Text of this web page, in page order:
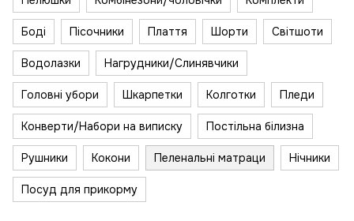
Боді Пісочники Плаття Шорти Світшоти
Водолазки Нагрудники/Слинявчики
Головні убори Шкарпетки Колготки Пледи
Конверти/Набори на виписку Постільна білизна
Рушники Кокони Пеленальні матраци Нічники
Посуд для прикорму